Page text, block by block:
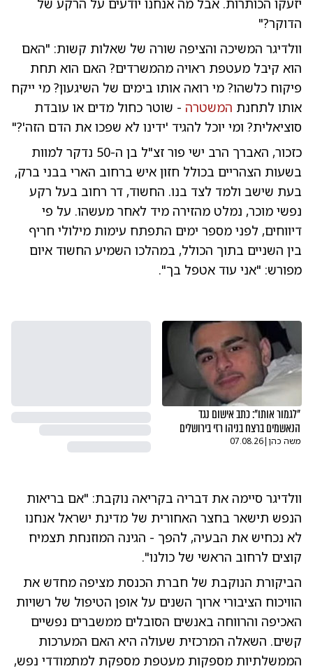
יזעקו הכותרות. אבל מה אנחנו יודעים על הרקע של
הדוקר?"
וולדיגר המשיכה והציפה שורה של שאלות קשות: "האם
הוא קיבל מעטפת ראויה מהמשרדים? האם הוא תחת
פיקוח כלשהו? מי רואה אותו בימים של השיגעון? מי ייקח
אותו לתחנת המשטרה - שוטר כחול מדים או עובדת
סוציאלית? ומי יוכל להגיד 'ידינו לא שפכו את הדם הזה'?"
כזכור, האברך הרב ישי פור זצ"ל בן ה-50 נדקר למוות
בשעות הצהריים בכולל חזון איש ברחוב הארי בבני ברק,
בעת שישב ולמד לצד בנו. החשוד, דר רחוב בעל רקע
נפשי מוכר, נמלט מהזירה מיד לאחר מעשהו. על פי
דיווחים, לפני מספר ימים התפתח עימות מילולי חריף
בין השניים בתוך הכולל, במהלכו השמיע החשוד איום
מפורש: "אני עוד אטפל בך".
"לגמור אותו": כתב אישום נגד
הנאשמים ברצח בניהו רזי בירושלים
משה כהן|
07.08.26
וולדיגר סיימה את דבריה בקריאה נוקבת: "אם בריאות
הנפש תישאר בחצר האחורית של מדינת ישראל אנחנו
לא נכחיש את הבעיה, להפך - הגינה המוזנחת תצמיח
קוצים לרחוב הראשי של כולנו".
הביקורת הנוקבת של חברת הכנסת מציפה מחדש את
הוויכוח הציבורי ארוך השנים על אופן הטיפול של רשויות
האכיפה והרווחה באנשים הסובלים ממשברים נפשיים
קשים. השאלה המרכזית שעולה היא האם המערכות
הממשלתיות מספקות מעטפת מספקת למתמודדי נפש,